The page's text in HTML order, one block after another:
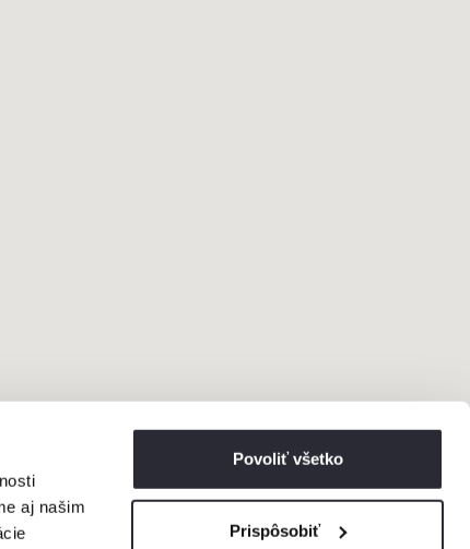
aj našim
Povoliť všetko
Prispôsobiť